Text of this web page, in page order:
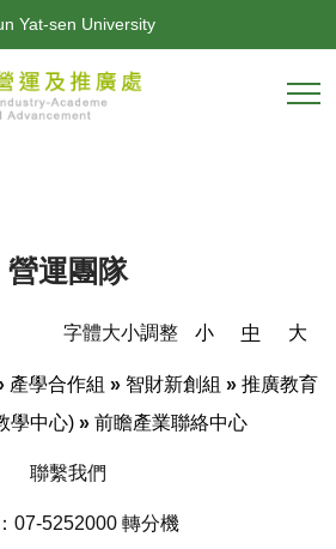
Yat-sen University
營運團隊
字體大小調整 小 中 大
產學合作組 » 智財新創組 » 推廣教育
學中心) » 前瞻產業聯絡中心
聯繫我們
07-5252000 轉分機